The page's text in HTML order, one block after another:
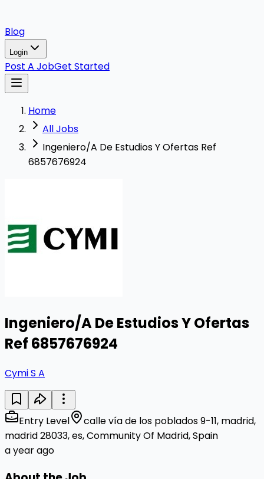
Blog
Login
Post A JobGet Started
Home
All Jobs
Ingeniero/A De Estudios Y Ofertas Ref
6857676924
Ingeniero/A De Estudios Y Ofertas
Ref 6857676924
Cymi S A
Entry Level
calle vía de los poblados 9-11, madrid,
madrid 28033, es, Community Of Madrid, Spain
a year ago